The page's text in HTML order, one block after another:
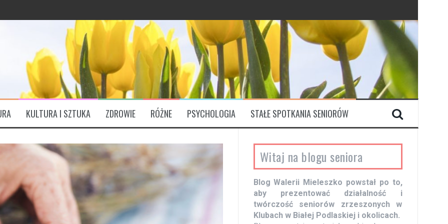
bogaty profil odżywczy
„Są Świętym Graalem”
liczba zawałów, udarów
KULTURA I SZTUKA ZDROWIE RÓŻNE PSYCHOLOGIA STAŁE SPOTKANIA SENIORÓW
Witaj na blogu seniora
Blog Walerii Mieleszko powstał po to,
aby prezentować działalność i
twórczość seniorów zrzeszonych w
Klubach w Białej Podlaskiej i okolicach.